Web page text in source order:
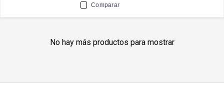
Comparar
No hay más productos para mostrar